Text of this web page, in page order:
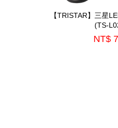
【TRISTAR】三星
(TS-
NT$